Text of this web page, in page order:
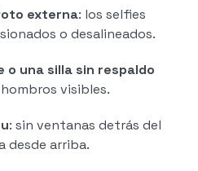
externa: los selfies
o desalineados.
o una silla sin respaldo
visibles.
: sin ventanas detrás del
desde arriba.